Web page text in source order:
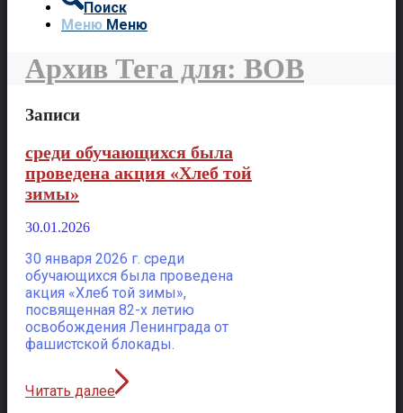
Поиск
Меню Меню
Архив Тега для: ВОВ
Записи
среди обучающихся была
проведена акция «Хлеб той
зимы»
30.01.2026
30 января 2026 г. среди
обучающихся была проведена
акция «Хлеб той зимы»,
посвященная 82-х летию
освобождения Ленинграда от
фашистской блокады.
Читать далее